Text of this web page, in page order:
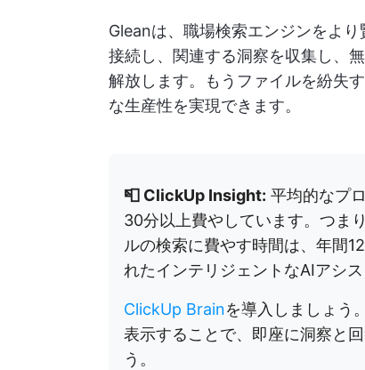
Gleanは、職場検索エンジンをよ
接続し、関連する洞察を収集し、
解放します。もうファイルを紛失
な生産性を実現できます。
📮 ClickUp Insight: 平均的なプ
30分以上費やしています。つま
ルの検索に費やす時間は、年間
れたインテリジェントなAIアシ
ClickUp Brainを導入しましょう
表示することで、即座に洞察と
う。